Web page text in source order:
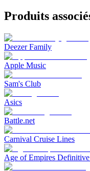
Produits
Deezer Family
Apple Music
Sam's Club
Asics
Battle.net
Carnival Cruise Lines
Age of Empires